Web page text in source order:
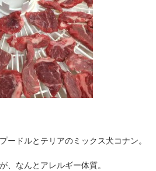
ードルとテリアのミックス犬コナン。
、なんとアレルギー体質。